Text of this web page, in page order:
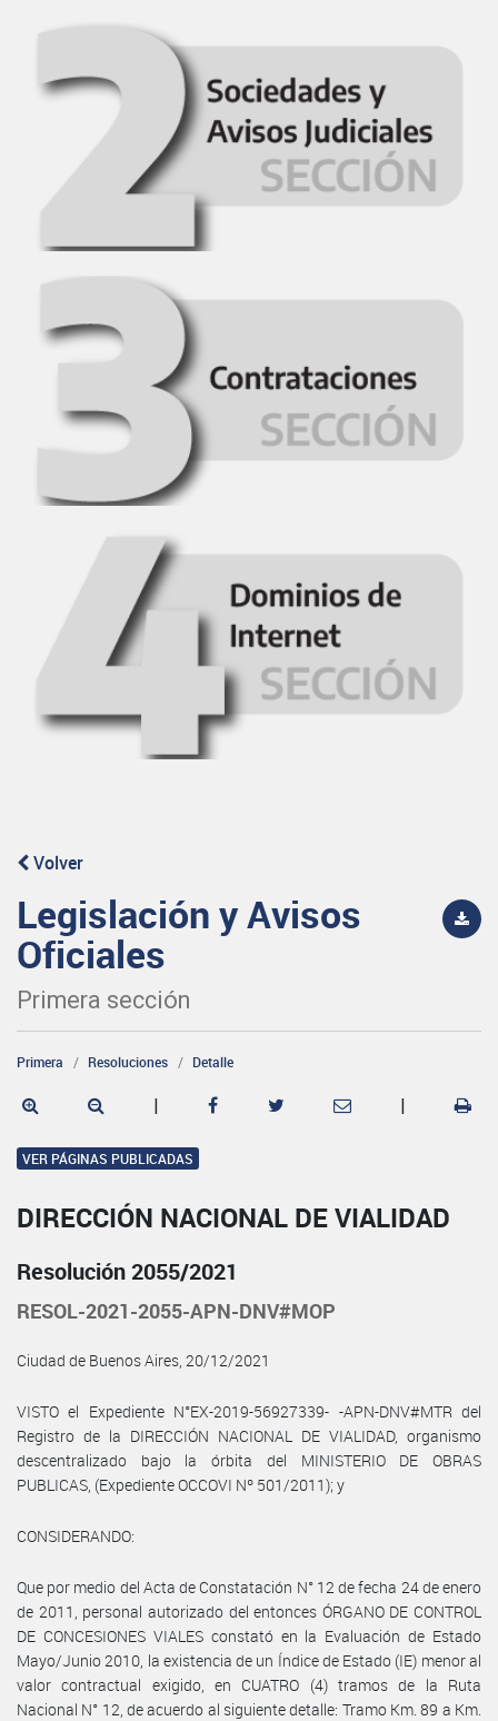
Volver
Legislación y Avisos
Oficiales
Primera sección
Primera Resoluciones Detalle
| |
VER PÁGINAS PUBLICADAS
DIRECCIÓN NACIONAL DE VIALIDAD
Resolución 2055/2021
RESOL-2021-2055-APN-DNV#MOP
Ciudad de Buenos Aires, 20/12/2021
VISTO el Expediente N°EX-2019-56927339- -APN-DNV#MTR del
Registro de la DIRECCIÓN NACIONAL DE VIALIDAD, organismo
descentralizado bajo la órbita del MINISTERIO DE OBRAS
PUBLICAS, (Expediente OCCOVI Nº 501/2011); y
CONSIDERANDO:
Que por medio del Acta de Constatación N° 12 de fecha 24 de enero
de 2011, personal autorizado del entonces ÓRGANO DE CONTROL
DE CONCESIONES VIALES constató en la Evaluación de Estado
Mayo/Junio 2010, la existencia de un Índice de Estado (IE) menor al
valor contractual exigido, en CUATRO (4) tramos de la Ruta
Nacional N° 12, de acuerdo al siguiente detalle: Tramo Km. 89 a Km.